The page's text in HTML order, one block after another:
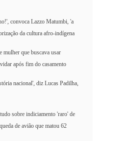
convoca Lazzo Matumbi, 'a
da cultura afro-indígena
mulher que buscava usar
após fim do casamento
nacional', diz Lucas Padilha,
sobre indiciamento 'raro' de
de avião que matou 62